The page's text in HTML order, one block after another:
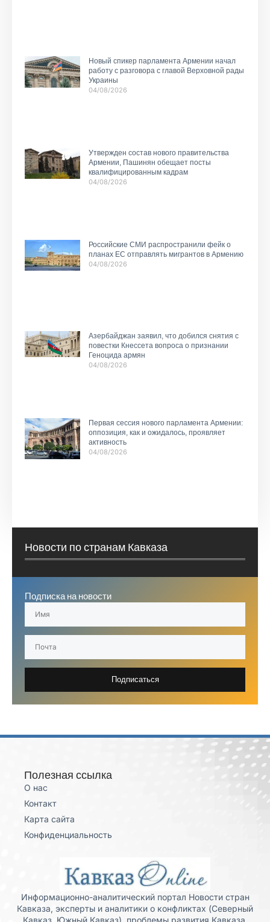
Новый спикер парламента Армении начал
работу с разговора с главой Верховной рады
Украины
04/08/2026
Утвержден состав нового правительства
Армении, Пашинян обещает посты
квалифицированным кадрам
04/08/2026
Российские СМИ распространили фейк о
планах ЕС отправлять мигрантов в Армению
04/08/2026
Азербайджан заявил, что добился снятия с
повестки Кнессета вопроса о признании
Геноцида армян
04/08/2026
Первая сессия нового парламента Армении:
оппозиция, как и ожидалось, проявляет
активность
04/08/2026
Новости по странам Кавказа
Подписка на новости
Подписаться
Полезная ссылка
О нас
Контакт
Карта сайта
Конфиденциальность
Информационно-аналитический портал Новости стран
Кавказа, эксперты и аналитики о конфликтах (Северный
Кавказ, Южный Кавказ), проблемы развития Кавказа,